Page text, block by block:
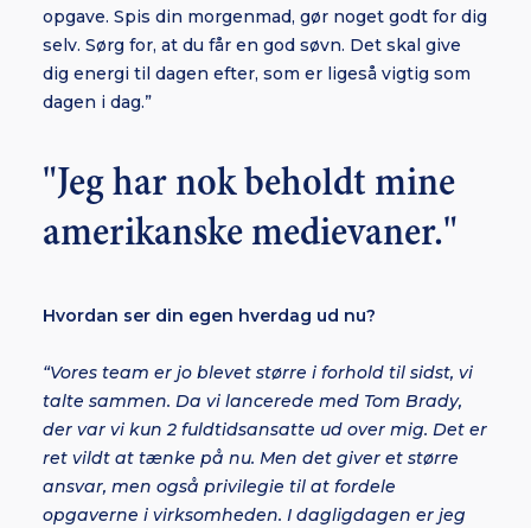
opgave. Spis din morgenmad, gør noget godt for dig
selv. Sørg for, at du får en god søvn. Det skal give
dig energi til dagen efter, som er ligeså vigtig som
dagen i dag.”
"Jeg har nok beholdt mine
amerikanske medievaner."
Hvordan ser din egen hverdag ud nu?
“Vores team er jo blevet større i forhold til sidst, vi
talte sammen. Da vi lancerede med Tom Brady,
der var vi kun 2 fuldtidsansatte ud over mig. Det er
ret vildt at tænke på nu. Men det giver et større
ansvar, men også privilegie til at fordele
opgaverne i virksomheden. I dagligdagen er jeg